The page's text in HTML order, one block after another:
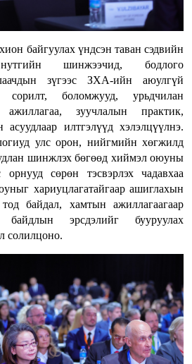
байгуулах үндсэн таван сэдвийн
шинжээчид, бодлого
зүгээс ЗХА-ийн аюулгүй
сорилт, боломжууд, урьдчилан
зуучлалын практик,
асуудлаар илтгэлүүд хэлэлцүүлнэ.
улс орон, нийгмийн хөгжилд
шинжлэх бөгөөд хиймэл оюуны
орнууд сөрөн тэсвэрлэх чадавхаа
хариуцлагатайгаар ашиглахын
байдал, хамтын ажиллагаагаар
эрсдэлийг бууруулах
солилцоно.